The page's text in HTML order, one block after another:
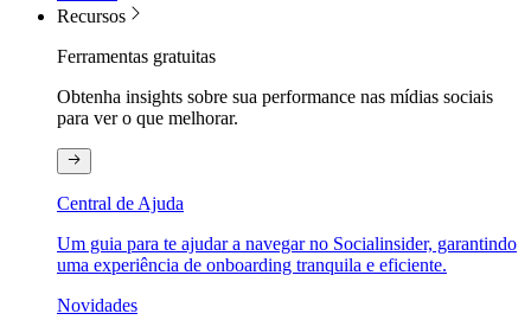
Recursos
Ferramentas gratuitas
Obtenha insights sobre sua performance nas mídias sociais
para ver o que melhorar.
Central de Ajuda
Um guia para te ajudar a navegar no Socialinsider, garantindo
uma experiência de onboarding tranquila e eficiente.
Novidades